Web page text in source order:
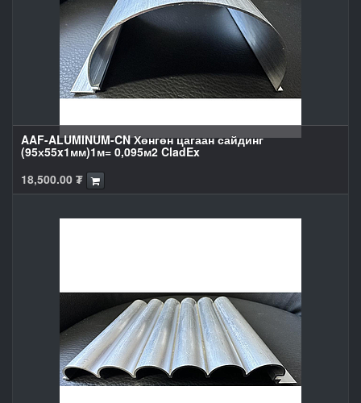
AAF-ALUMINUM-CN Хөнгөн цагаан сайдинг
(95х55x1мм)1м= 0,095м2 CladEx
18,500.00 ₮